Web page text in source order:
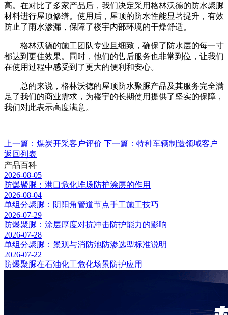
高。在对比了多家产品后，我们决定采用格林沃德的防水聚脲
材料进行屋顶修缮。使用后，屋顶的防水性能显著提升，有效
防止了雨水渗漏，保障了楼宇内部环境的干燥舒适。
格林沃德的施工团队专业且细致，确保了防水层的每一寸
都达到更佳效果。同时，他们的售后服务也非常到位，让我们
在使用过程中感受到了更大的便利和安心。
总的来说，格林沃德的屋顶防水聚脲产品及其服务完全满
足了我们的商业需求，为楼宇的长期使用提供了坚实的保障，
我们对此表示高度满意。
上一篇：煤炭开采客户评价 下一篇：特种车辆制造领域客户
返回列表
产品百科
2026-08-05
防爆聚脲：港口危化堆场防护涂层的作用
2026-08-04
单组分聚脲：阴阳角管道节点手工施工技巧
2026-07-29
防爆聚脲：涂层厚度对抗冲击防护能力的影响
2026-07-28
单组分聚脲：景观与消防池防渗选型标准说明
2026-07-22
防爆聚脲在石油化工危化场景防护应用